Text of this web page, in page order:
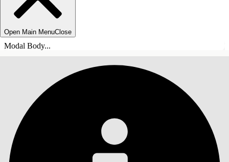
Open Main MenuClose
Modal Body...
SISÄLLYSLUETTELO